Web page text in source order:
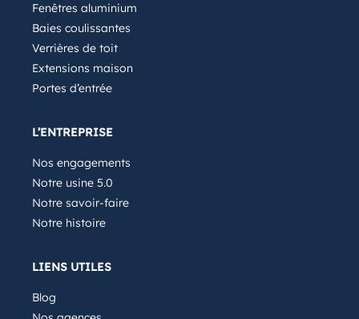
Fenêtres aluminium
Baies coulissantes
Verrières de toit
Extensions maison
Portes d’entrée
L’ENTREPRISE
Nos engagements
Notre usine 5.0
Notre savoir-faire
Notre histoire
LIENS UTILES
Blog